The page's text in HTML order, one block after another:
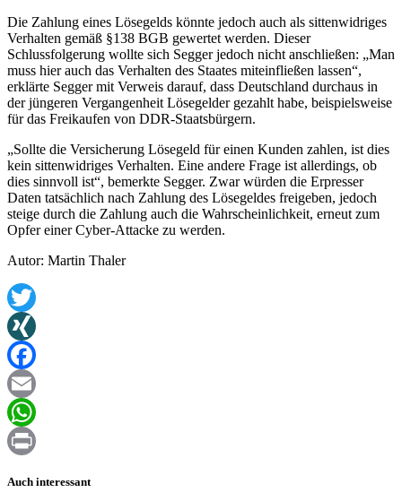
Die Zahlung eines Lösegelds könnte jedoch auch als sittenwidriges
Verhalten gemäß §138 BGB gewertet werden. Dieser
Schlussfolgerung wollte sich Segger jedoch nicht anschließen: „Man
muss hier auch das Verhalten des Staates miteinfließen lassen“,
erklärte Segger mit Verweis darauf, dass Deutschland durchaus in
der jüngeren Vergangenheit Lösegelder gezahlt habe, beispielsweise
für das Freikaufen von DDR-Staatsbürgern.
„Sollte die Versicherung Lösegeld für einen Kunden zahlen, ist dies
kein sittenwidriges Verhalten. Eine andere Frage ist allerdings, ob
dies sinnvoll ist“, bemerkte Segger. Zwar würden die Erpresser
Daten tatsächlich nach Zahlung des Lösegeldes freigeben, jedoch
steige durch die Zahlung auch die Wahrscheinlichkeit, erneut zum
Opfer einer Cyber-Attacke zu werden.
Autor: Martin Thaler
Twitter
XING
Facebook
Email
WhatsApp
Auch interessant